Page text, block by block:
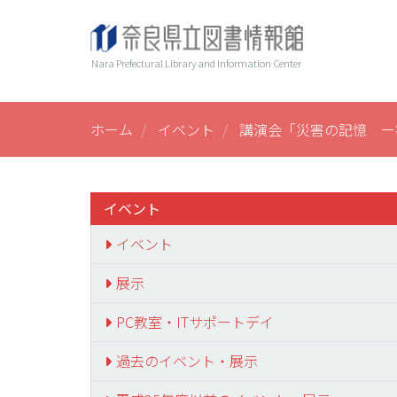
テ
Nara Prefectural Library and Information Center
ー
ホーム イベント 講演会「災害の記憶 ー
イベント
イベント
展示
PC教室・ITサポートデイ
過去のイベント・展示